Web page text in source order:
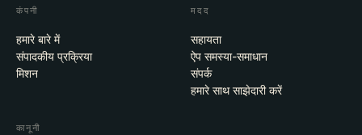
कंपनी
हमारे बारे में
संपादकीय प्रक्रिया
मिशन
मदद
सहायता
ऐप समस्या-समाधान
संपर्क
हमारे साथ साझेदारी करें
कानूनी